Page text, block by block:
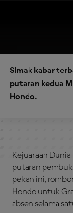
Simak kabar
putaran kedua
Hondo.
Kejuaraan
putaran
pekan ini,
Hondo untuk
absen selama